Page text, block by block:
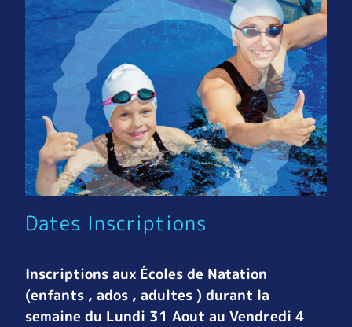
Dates Inscriptions
Inscriptions aux Écoles de Natation
(enfants , ados , adultes ) durant la
semaine du Lundi 31 Aout au Vendredi 4